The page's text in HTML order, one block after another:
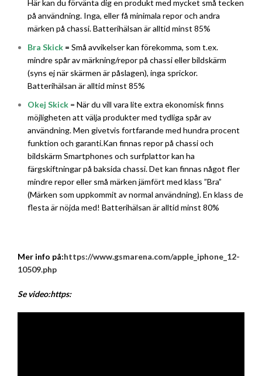
Här kan du förvänta dig en produkt med mycket små tecken
på användning. Inga, eller få minimala repor och andra
märken på chassi. Batterihälsan är alltid minst 85%
Bra Skick = Små avvikelser kan förekomma, som t.ex.
mindre spår av märkning/repor på chassi eller bildskärm
(syns ej när skärmen är påslagen), inga sprickor.
Batterihälsan är alltid minst 85%
Okej Skick = När du vill vara lite extra ekonomisk finns
möjligheten att välja produkter med tydliga spår av
användning. Men givetvis fortfarande med hundra procent
funktion och garanti.Kan finnas repor på chassi och
bildskärm Smartphones och surfplattor kan ha
färgskiftningar på baksida chassi. Det kan finnas något fler
mindre repor eller små märken jämfört med klass ”Bra”
(Märken som uppkommit av normal användning). En klass de
flesta är nöjda med! Batterihälsan är alltid minst 80%
Mer info på:https://www.gsmarena.com/apple_iphone_12-
10509.php
Se video:https: